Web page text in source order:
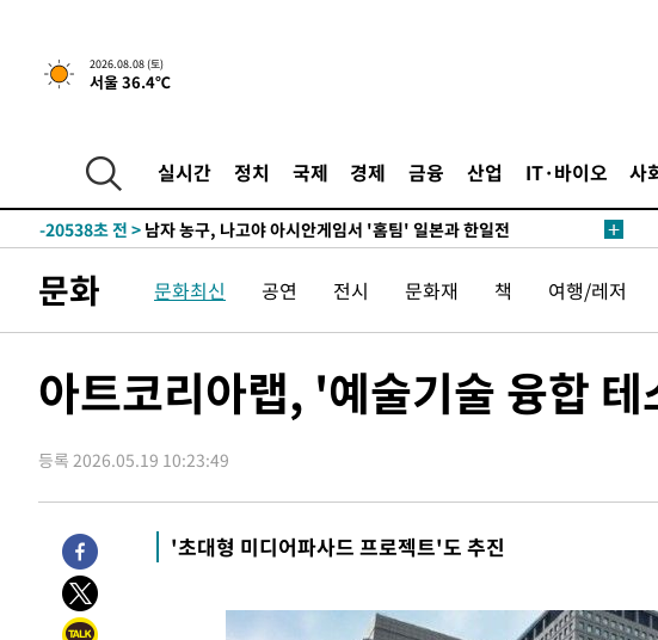
2026.08.08 (토)
서울 36.4℃
실시간 정치 국제 경제 금융 산업 IT·바이오 사
1시간 전 >[속보]뉴욕증시 상승 마감…S&P 0.6% 나스닥 1.3%↑
-25294초 전 >
백운산서 80년근 천종산삼 9뿌리 발견…감정가 1.3억원
-23004초 전 >
-20538초 전 > 남자 농구, 나고야 아시안게임서 '홈팀' 일본과 한일전
-16141초 전 >
극한폭염 한풀 꺾이지만…'낮 최고 35도' 무더위, 열대야 계속[다음
-13159초 전 >축구협회 "압수수색·성접대 논란 사과…쇄신의 기회로 삼겠다"
송"
-297초 전 > '최고 37도' 폭염 지속…강원동해안 최대 150㎜ 비
-29187초 전 >강릉에 시간당 81.4㎜ 물폭탄…도로 잠기고 담벼락 붕괴
-25294초 전 >백운산서 80년근 천종산삼 9뿌리 발견…감정가 1.3억원
-23004초 전 >
선재도서 해루질 나섰다 실종 60대, 닷새 만에 숨진 채 발견
-20538초 전 >
남자 농구, 나고야 아시안게임서 '홈팀' 일본과 한일전
-19914초 전 >
-16141초 전 >
극한폭염 한풀 꺾이지만…'낮 최고 35도' 무더위, 열대야 계속[다음
문화 문화최신 공연 전시 문화재 책 여행/레저
아트코리아랩, '예술기술 융합
등록 2026.05.19 10:23:49
'초대형 미디어파사드 프로젝트'도 추진